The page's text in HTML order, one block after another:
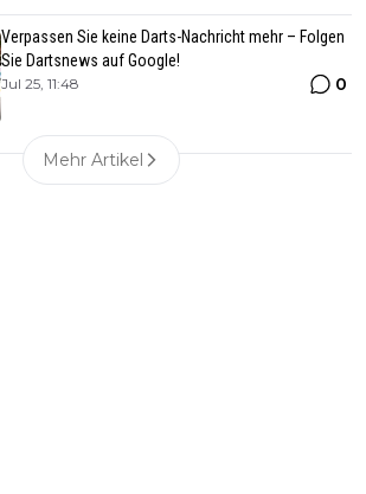
Verpassen Sie keine Darts-Nachricht mehr – Folgen
Sie Dartsnews auf Google!
Jul 25, 11:48 0
Mehr Artikel